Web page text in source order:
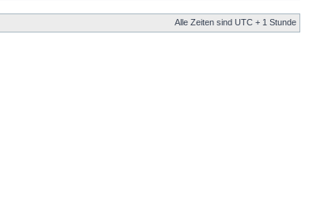
Alle Zeiten sind UTC + 1 Stunde